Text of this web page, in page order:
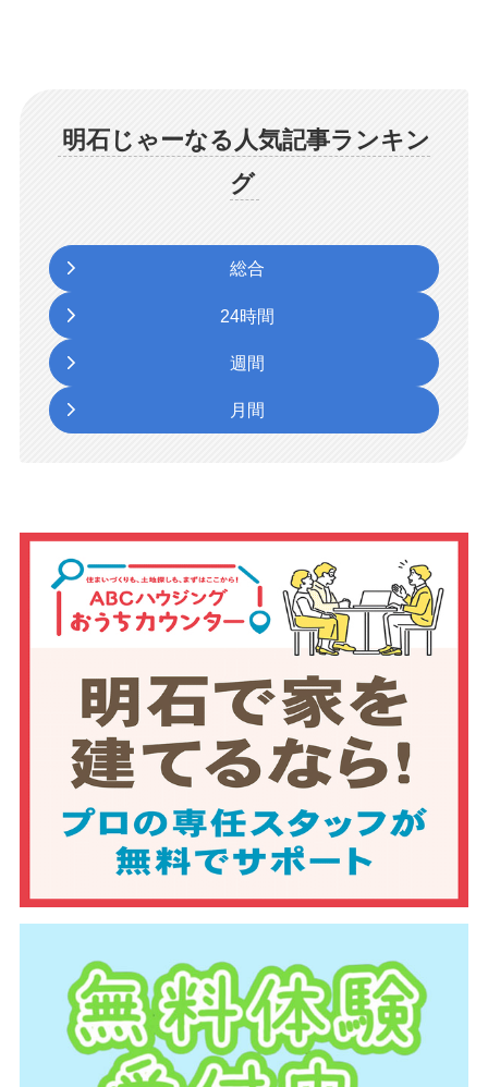
明石じゃーなる人気記事ランキン
グ
総合
24時間
週間
月間